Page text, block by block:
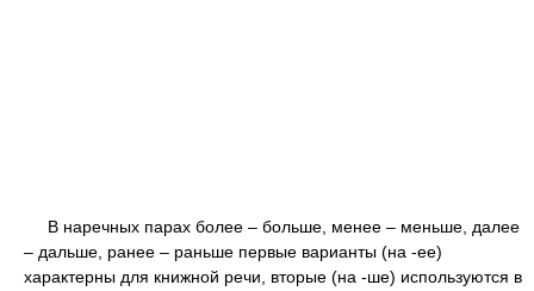
В наречных парах более – больше, менее – меньше, далее
– дальше, ранее – раньше первые варианты (на -ее)
характерны для книжной речи, вторые (на -ше) используются в